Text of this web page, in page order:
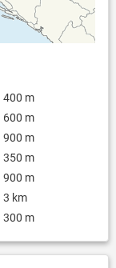
400 m
600 m
900 m
350 m
900 m
3 km
300 m